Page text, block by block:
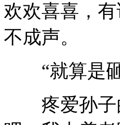
欢欢喜喜，
不成声。
“就算是砸
疼爱孙子的